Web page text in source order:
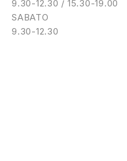
9.30-12.30 / 15.30-19.00
SABATO
9.30-12.30